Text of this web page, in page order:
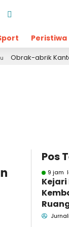
Peristiwa
abrik Kantor OPD
Pos
9 jam